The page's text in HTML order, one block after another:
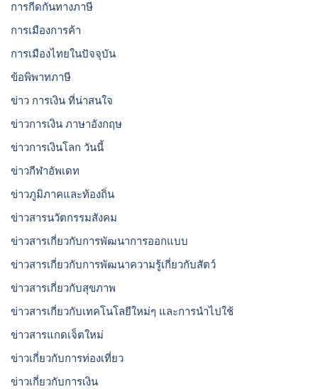
การกีดกันทางภาษี
การเมืองการค้า
การเมืองไทยในปัจจุบัน
ข้อพิพาทภาษี
ข่าว การเงิน ที่น่าสนใจ
ข่าวการเงิน ภาษาอังกฤษ
ข่าวการเงินโลก วันนี้
ข่าวกีฬาอัพเดท
ข่าวภูมิภาคและท้องถิ่น
ข่าวสารนวัตกรรมสังคม
ข่าวสารเกี่ยวกับการพัฒนาการออกแบบ
ข่าวสารเกี่ยวกับการพัฒนาความรู้เกี่ยวกับสัตว์
ข่าวสารเกี่ยวกับสุขภาพ
ข่าวสารเกี่ยวกับเทคโนโลยีใหม่ๆ และการนำไปใช้
ข่าวสารแกดเจ็ตใหม่
ข่าวเกี่ยวกับการท่องเที่ยว
ข่าวเกี่ยวกับการเงิน